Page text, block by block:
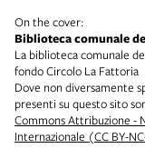
On the cover:
Biblioteca comunale
La biblioteca comunale
fondo Circolo La Fattoria
Dove non diversamente
presenti su questo sito
Commons Attribuzione -
Internazionale (CC BY-